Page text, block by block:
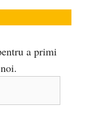
a primi